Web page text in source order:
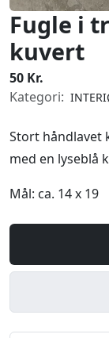
Fugle i
kuvert
50 Kr.
Kategori:
Stort håndlavet
med en lyseblå
Mål: ca. 14 x 19